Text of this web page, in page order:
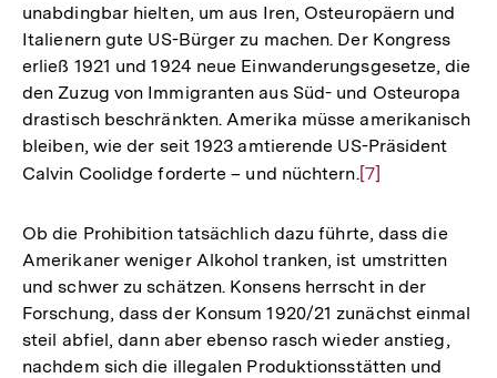
unabdingbar hielten, um aus Iren, Osteuropäern und
Italienern gute US-Bürger zu machen. Der Kongress
erließ 1921 und 1924 neue Einwanderungsgesetze, die
den Zuzug von Immigranten aus Süd- und Osteuropa
drastisch beschränkten. Amerika müsse amerikanisch
bleiben, wie der seit 1923 amtierende US-Präsident
Calvin Coolidge forderte – und nüchtern.Zur
der
Fußnote
[7]
Ob die Prohibition tatsächlich dazu führte, dass die
Amerikaner weniger Alkohol tranken, ist umstritten
und schwer zu schätzen. Konsens herrscht in der
Forschung, dass der Konsum 1920/21 zunächst einmal
steil abfiel, dann aber ebenso rasch wieder anstieg,
nachdem sich die illegalen Produktionsstätten und